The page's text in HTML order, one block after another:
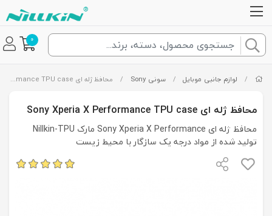
0
/ لوازم جانبی موبایل / سونی Sony / محافظ ژله ای Sony Xperia X Performance TPU case
محافظ ژله ای Sony Xperia X Performance TPU case
محافظ ژله ای Sony Xperia X Performance مارک Nillkin-TPU
تولید شده از مواد درجه یک سازگار با محیط زیست